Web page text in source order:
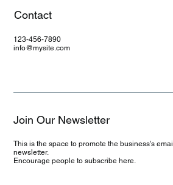
Contact
123-456-7890
info@mysite.com
Join Our Newsletter
This is the space to promote the business's email
newsletter.
Encourage people to subscribe here.